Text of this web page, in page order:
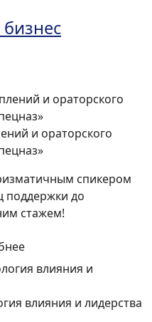
бизнес
и ораторского
спикером
поддержки до
стажем!
влияния и лидерства